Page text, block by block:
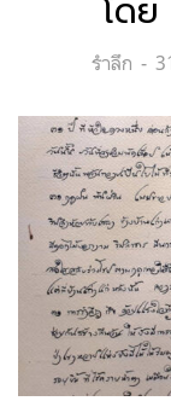
โด
รำลึก